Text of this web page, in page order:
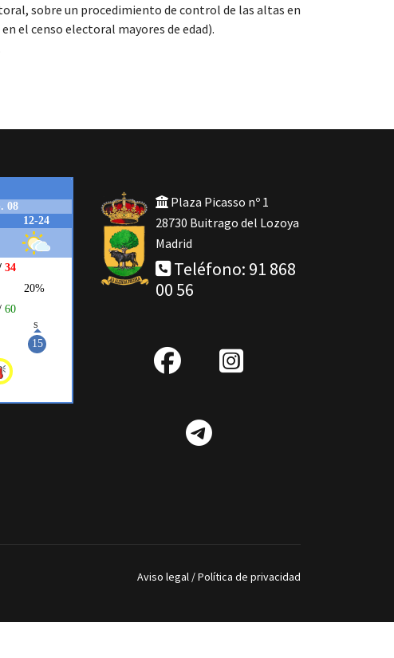
sobre un procedimiento de control de las altas en
el censo electoral mayores de edad).
Plaza Picasso nº 1
28730 Buitrago del Lozoya
Madrid
Teléfono: 91 868
00 56
fab
facebook
IG
Telegram
Aviso legal /Política de privacidad